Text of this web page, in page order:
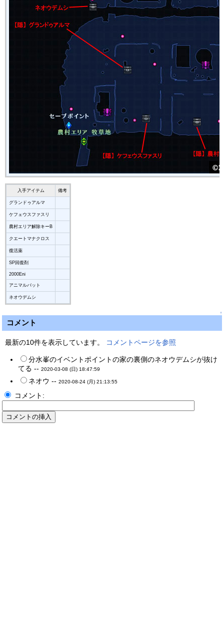
入手アイテム 備考
グランドゥアルマ
ケフェウスファスリ
農村エリア解除キーB
クエートマナクロス
復活薬
SP回復剤
2000Eni
アニマルバット
ネオウデムシ
↑
コメント
最新の10件を表示しています。 コメントページを参照
分水峯のイベントポイントの家の裏側のネオウデムシが抜け
てる --2020-03-08 (日) 18:47:59
ネオウ --2020-08-24 (月) 21:13:55
コメント: